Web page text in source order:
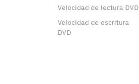
Velocidad de lectura DVD
Velocidad de escritura
DVD